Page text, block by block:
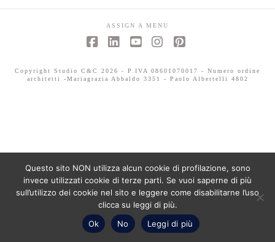
ASSIGN A MENU
Copyright Studio C&C 2026 - P.IVA 08601070017 - Numero ordine
architetti -Mariagrazia Abbaldo 3351 - Paolo Albertelli 4802
Questo sito NON utilizza alcun cookie di profilazione, sono
invece utilizzati cookie di terze parti. Se vuoi saperne di più
sull’utilizzo dei cookie nel sito e leggere come disabilitarne l’uso
clicca su leggi di più.
Ok
No Leggi di più